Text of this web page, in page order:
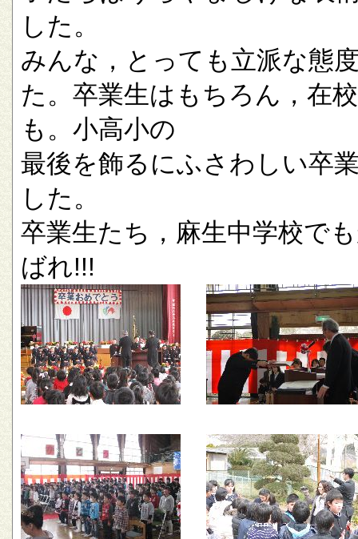
した。
みんな，とっても立派な態
た。卒業生はもちろん，在
も。小高小の
最後を飾るにふさわしい卒
した。
卒業生たち，麻生中学校で
ばれ!!!